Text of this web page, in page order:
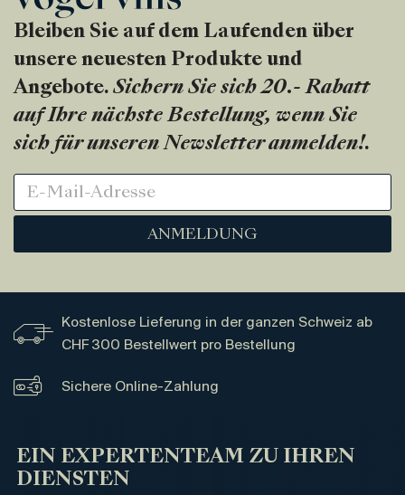
Bleiben Sie auf dem Laufenden über
unsere neuesten Produkte und
Angebote. Sichern Sie sich 20.- Rabatt
auf Ihre nächste Bestellung, wenn Sie
sich für unseren Newsletter anmelden!.
ANMELDUNG
Kostenlose Lieferung in der ganzen Schweiz ab
CHF 300 Bestellwert pro Bestellung
Sichere Online-Zahlung
EIN EXPERTENTEAM ZU IHREN
DIENSTEN